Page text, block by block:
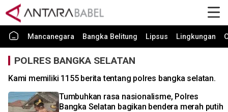
Mancanegara Bangka Belitung Lipsus Lingkungan
POLRES BANGKA SELATAN
Kami memiliki 1155 berita tentang polres bangka selatan.
Tumbuhkan rasa nasionalisme, Polres
Bangka Selatan bagikan bendera merah putih